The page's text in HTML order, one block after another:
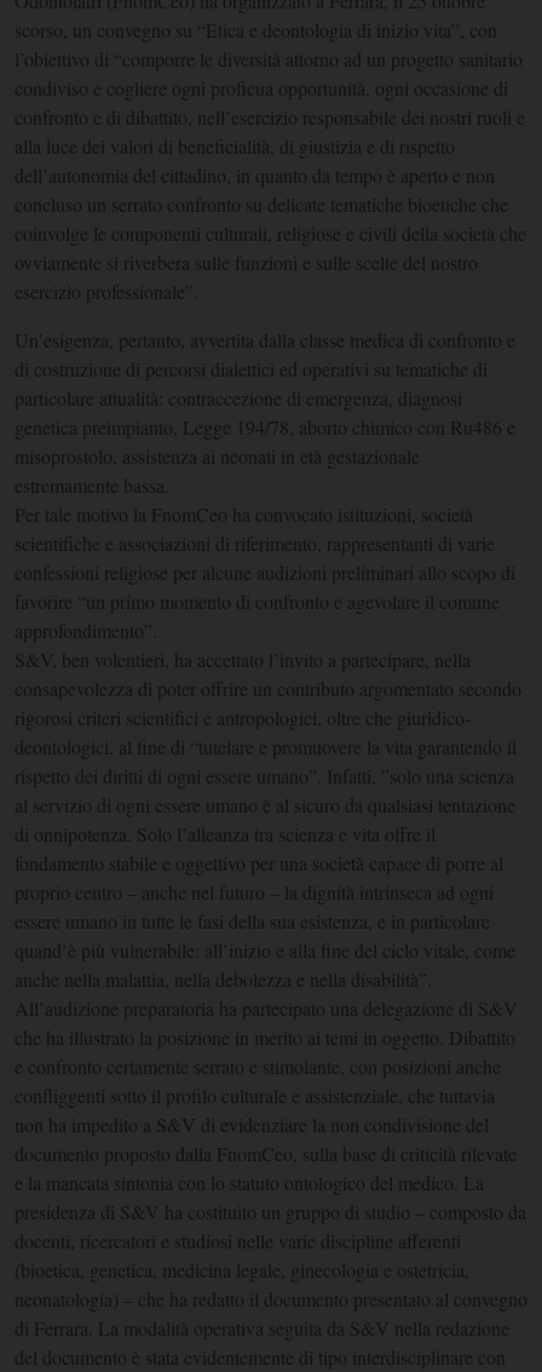
scorso, un convegno su “Etica e deontologia di inizio vita”, con
l’obiettivo di “comporre le diversità attorno ad un progetto sanitario
condiviso e cogliere ogni proficua opportunità, ogni occasione di
confronto e di dibattito, nell’esercizio responsabile dei nostri ruoli e
alla luce dei valori di beneficialità, di giustizia e di rispetto
dell’autonomia del cittadino, in quanto da tempo è aperto e non
concluso un serrato confronto su delicate tematiche bioetiche che
coinvolge le componenti culturali, religiose e civili della società che
ovviamente si riverbera sulle funzioni e sulle scelte del nostro
esercizio professionale”.
Un’esigenza, pertanto, avvertita dalla classe medica di confronto e
di costruzione di percorsi dialettici ed operativi su tematiche di
particolare attualità: contraccezione di emergenza, diagnosi
genetica preimpianto, Legge 194/78, aborto chimico con Ru486 e
misoprostolo, assistenza ai neonati in età gestazionale
estremamente bassa.
Per tale motivo la FnomCeo ha convocato istituzioni, società
scientifiche e associazioni di riferimento, rappresentanti di varie
confessioni religiose per alcune audizioni preliminari allo scopo di
favorire “un primo momento di confronto e agevolare il comune
approfondimento”.
S&V, ben volentieri, ha accettato l’invito a partecipare, nella
consapevolezza di poter offrire un contributo argomentato secondo
rigorosi criteri scientifici e antropologici, oltre che giuridico-
deontologici, al fine di “tutelare e promuovere la vita garantendo il
rispetto dei diritti di ogni essere umano”. Infatti, ”solo una scienza
al servizio di ogni essere umano è al sicuro da qualsiasi tentazione
di onnipotenza. Solo l’alleanza tra scienza e vita offre il
fondamento stabile e oggettivo per una società capace di porre al
proprio centro – anche nel futuro – la dignità intrinseca ad ogni
essere umano in tutte le fasi della sua esistenza, e in particolare
quand’è più vulnerabile: all’inizio e alla fine del ciclo vitale, come
anche nella malattia, nella debolezza e nella disabilità”.
All’audizione preparatoria ha partecipato una delegazione di S&V
che ha illustrato la posizione in merito ai temi in oggetto. Dibattito
e confronto certamente serrato e stimolante, con posizioni anche
confliggenti sotto il profilo culturale e assistenziale, che tuttavia
non ha impedito a S&V di evidenziare la non condivisione del
documento proposto dalla FnomCeo, sulla base di criticità rilevate
e la mancata sintonia con lo statuto ontologico del medico. La
presidenza di S&V ha costituito un gruppo di studio – composto da
docenti, ricercatori e studiosi nelle varie discipline afferenti
(bioetica, genetica, medicina legale, ginecologia e ostetricia,
neonatologia) – che ha redatto il documento presentato al convegno
di Ferrara. La modalità operativa seguita da S&V nella redazione
del documento è stata evidentemente di tipo interdisciplinare con